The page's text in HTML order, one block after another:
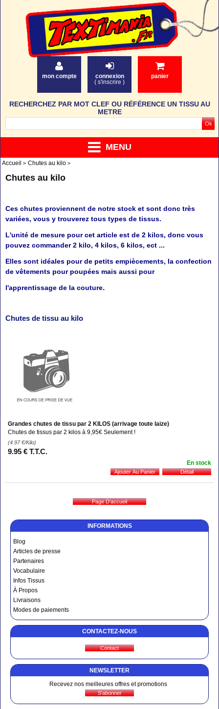
mon compte
connexion
( s'inscrire )
panier
MENU
INFORMATIONS
Blog
Articles de presse
Partenaires
Vocabulaire
Infos Tissus
À Propos
Livraisons
Modes de paiements
RECHERCHEZ PAR MOT CLEF OU RÉFÉRENCE UN TISSU AU
METRE
CONTACTEZ-NOUS
NEWSLETTER
Recevez nos meilleures offres et promotions
Accueil Chutes au kilo
Chutes au kilo
Ces chutes proviennent de notre stock et sont donc très
variées, vous y trouverez tous types de tissus.
L'unité de mesure pour cet article est de 2 kilos, donc vous
pouvez commander 2 kilo, 4 kilos, 6 kilos, ect ...
Elles sont idéales pour de petits empiècements, la confection
de vêtements pour poupées mais aussi pour
l'apprentissage de la couture.
Chutes de tissu au kilo
Grandes chutes de tissu par 2 KILOS (arrivage toute laize)
Chutes de tissus par 2 kilos à 9,95€ Seulement !
(4.97€/Kilo)
9.95 € T.T.C.
En stock